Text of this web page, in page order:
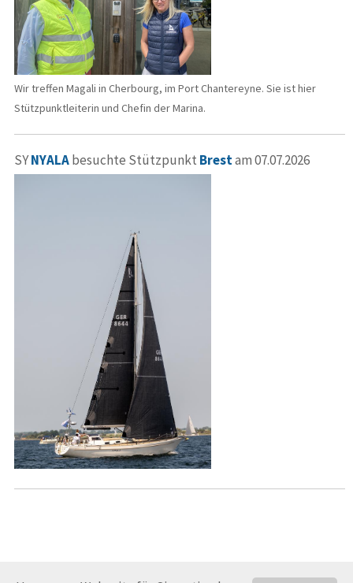
Wir treffen Magali in Cherbourg, im Port Chantereyne. Sie ist hier
Stützpunktleiterin und Chefin der Marina.
SYNYALAbesuchte Stützpunkt Brestam 07.07.2026